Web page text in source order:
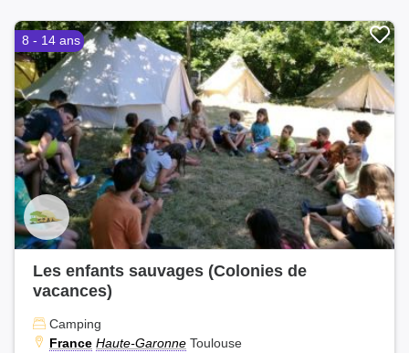
8 - 14 ans
Les enfants sauvages (Colonies de
vacances)
Camping
France Haute-Garonne Toulouse